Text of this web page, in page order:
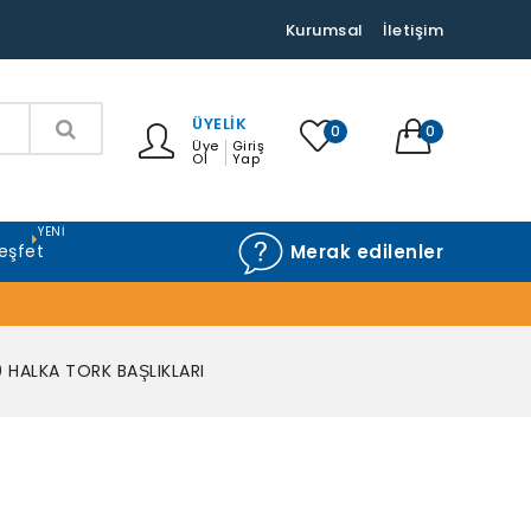
Kurumsal İletişim
ÜYELIK
Üye
Ol
Giriş
Yap
0 0
YENI
Merak edilenler
TORK BAŞLIKLARI